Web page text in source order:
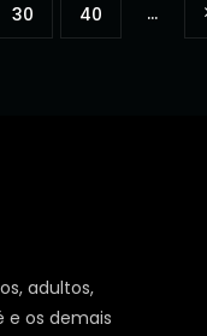
30 40 ...
adultos,
e os demais